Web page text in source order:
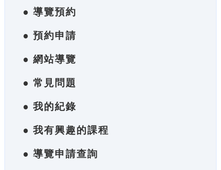
● 導覽預約
● 預約申請
● 網站導覽
● 常見問題
● 我的紀錄
● 我有興趣的課程
● 導覽申請查詢